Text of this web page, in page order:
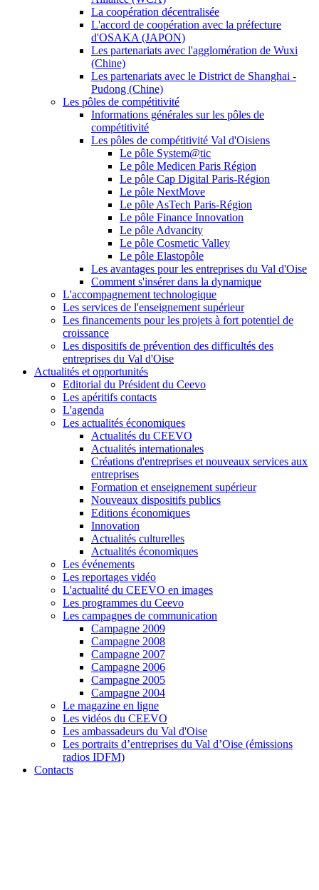
La coopération décentralisée
L'accord de coopération avec la préfecture
d'OSAKA (JAPON)
Les partenariats avec l'agglomération de Wuxi
(Chine)
Les partenariats avec le District de Shanghai -
Pudong (Chine)
Les pôles de compétitivité
Informations générales sur les pôles de
compétitivité
Les pôles de compétitivité Val d'Oisiens
Le pôle System@tic
Le pôle Medicen Paris Région
Le pôle Cap Digital Paris-Région
Le pôle NextMove
Le pôle AsTech Paris-Région
Le pôle Finance Innovation
Le pôle Advancity
Le pôle Cosmetic Valley
Le pôle Elastopôle
Les avantages pour les entreprises du Val d'Oise
Comment s'insérer dans la dynamique
L'accompagnement technologique
Les services de l'enseignement supérieur
Les financements pour les projets à fort potentiel de
croissance
Les dispositifs de prévention des difficultés des
entreprises du Val d'Oise
Actualités et opportunités
Editorial du Président du Ceevo
Les apéritifs contacts
L'agenda
Les actualités économiques
Actualités du CEEVO
Actualités internationales
Créations d'entreprises et nouveaux services aux
entreprises
Formation et enseignement supérieur
Nouveaux dispositifs publics
Editions économiques
Innovation
Actualités culturelles
Actualités économiques
Les événements
Les reportages vidéo
L'actualité du CEEVO en images
Les programmes du Ceevo
Les campagnes de communication
Campagne 2009
Campagne 2008
Campagne 2007
Campagne 2006
Campagne 2005
Campagne 2004
Le magazine en ligne
Les vidéos du CEEVO
Les ambassadeurs du Val d'Oise
Les portraits d’entreprises du Val d’Oise (émissions
radios IDFM)
Contacts